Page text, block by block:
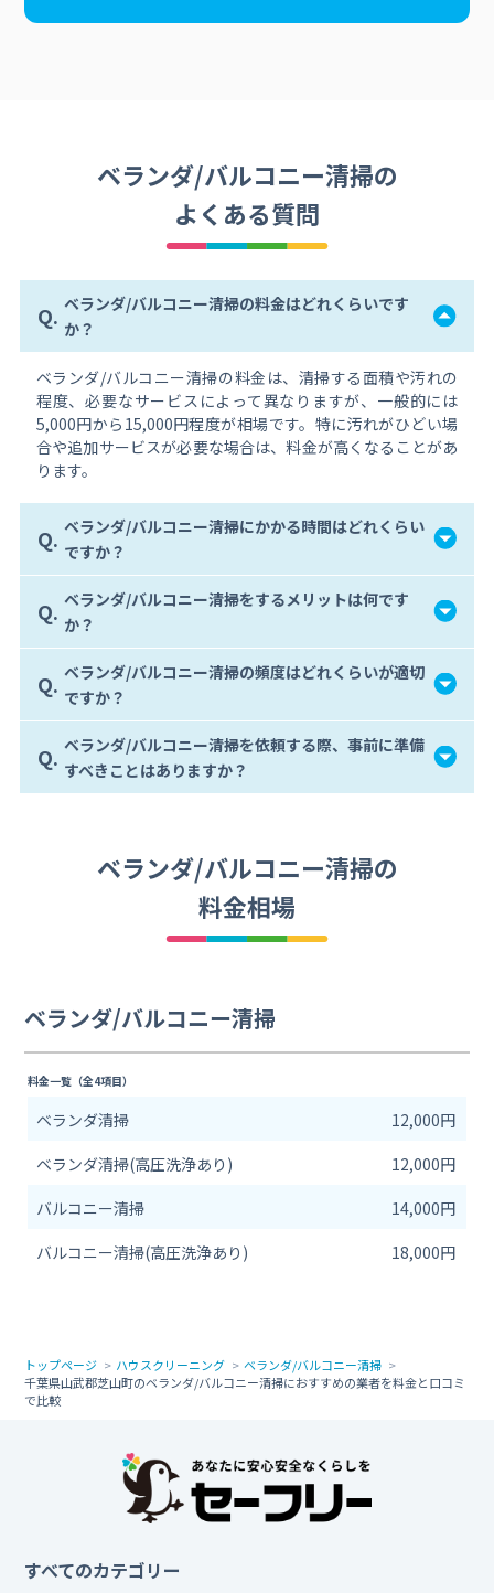
ベランダ/バルコニー清掃の
よくある質問
Q. ベランダ/バルコニー清掃の料金はどれくらいです
か？
ベランダ/バルコニー清掃の料金は、清掃する面積や汚れの
程度、必要なサービスによって異なりますが、一般的には
5,000円から15,000円程度が相場です。特に汚れがひどい場
合や追加サービスが必要な場合は、料金が高くなることがあ
ります。
Q. ベランダ/バルコニー清掃にかかる時間はどれくらい
ですか？
Q. ベランダ/バルコニー清掃をするメリットは何です
か？
Q. ベランダ/バルコニー清掃の頻度はどれくらいが適切
ですか？
Q. ベランダ/バルコニー清掃を依頼する際、事前に準備
すべきことはありますか？
ベランダ/バルコニー清掃の
料金相場
ベランダ/バルコニー清掃
料金一覧（全4項目）
ベランダ清掃
12,000円
ベランダ清掃(高圧洗浄あり)
12,000円
バルコニー清掃
14,000円
バルコニー清掃(高圧洗浄あり)
18,000円
トップページ ハウスクリーニング
ベランダ/バルコニー清掃
千葉県山武郡芝山町のベランダ/バルコニー清掃におすすめの業者を料金と口コミ
で比較
すべてのカテゴリー